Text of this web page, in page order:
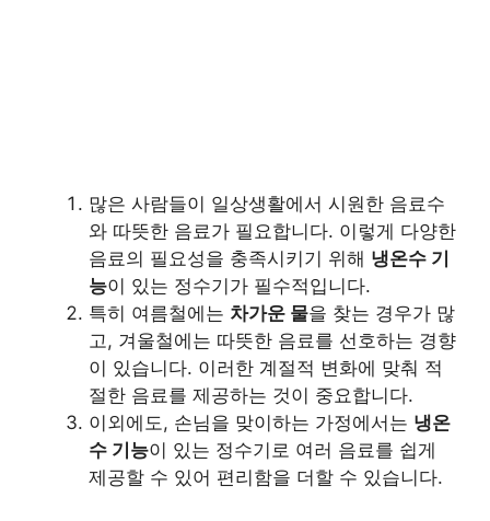
많은 사람들이 일상생활에서 시원한 음료수
와 따뜻한 음료가 필요합니다. 이렇게 다양한
음료의 필요성을 충족시키기 위해 냉온수 기
능이 있는 정수기가 필수적입니다.
특히 여름철에는 차가운 물을 찾는 경우가 많
고, 겨울철에는 따뜻한 음료를 선호하는 경향
이 있습니다. 이러한 계절적 변화에 맞춰 적
절한 음료를 제공하는 것이 중요합니다.
이외에도, 손님을 맞이하는 가정에서는 냉온
수 기능이 있는 정수기로 여러 음료를 쉽게
제공할 수 있어 편리함을 더할 수 있습니다.